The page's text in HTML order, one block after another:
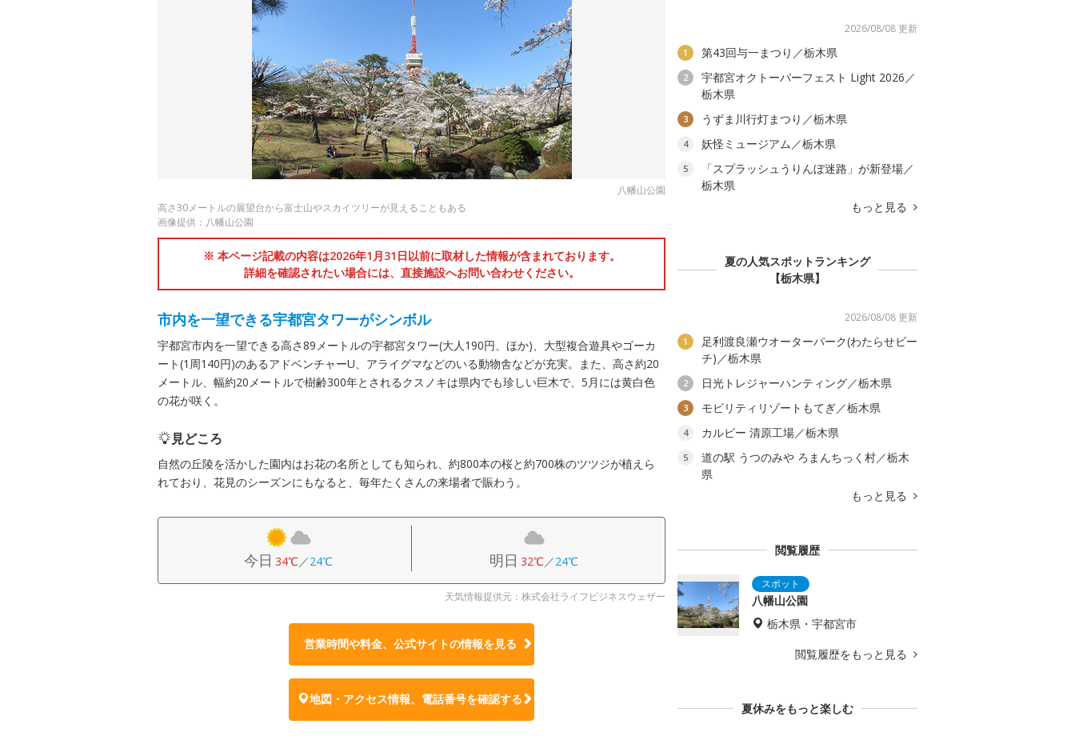
八幡山公園
高さ30メートルの展望台から富士山やスカイツリーが見えることもある
画像提供：八幡山公園
※ 本ページ記載の内容は2026年1月31日以前に取材した情報が含まれております。
詳細を確認されたい場合には、直接施設へお問い合わせください。
市内を一望できる宇都宮タワーがシンボル
宇都宮市内を一望できる高さ89メートルの宇都宮タワー(大人190円、ほか)、大型複合遊具やゴーカ
ート(1周140円)のあるアドベンチャーU、アライグマなどのいる動物舎などが充実。また、高さ約20
メートル、幅約20メートルで樹齢300年とされるクスノキは県内でも珍しい巨木で、5月には黄白色
の花が咲く。
見どころ
自然の丘陵を活かした園内はお花の名所としても知られ、約800本の桜と約700株のツツジが植えら
れており、花見のシーズンにもなると、毎年たくさんの来場者で賑わう。
今日 34℃／24℃ 明日 32℃／24℃
天気情報提供元：株式会社ライフビジネスウェザー
営業時間や料金、公式サイトの情報を見る
地図・アクセス情報、電話番号を確認する
2026/08/08 更新
1 第43回与一まつり／栃木県
2
宇都宮オクトーバーフェスト Light 2026／
栃木県
3 うずま川行灯まつり／栃木県
4 妖怪ミュージアム／栃木県
5
「スプラッシュうりんぼ迷路」が新登場／
栃木県
もっと見る
夏の人気スポットランキング
【栃木県】
2026/08/08 更新
1
足利渡良瀬ウオーターパーク(わたらせビー
チ)／栃木県
2 日光トレジャーハンティング／栃木県
3 モビリティリゾートもてぎ／栃木県
4 カルビー 清原工場／栃木県
5
道の駅 うつのみや ろまんちっく村／栃木
県
もっと見る
閲覧履歴
八幡山公園
栃木県・宇都宮市
閲覧履歴をもっと見る
夏休みをもっと楽しむ